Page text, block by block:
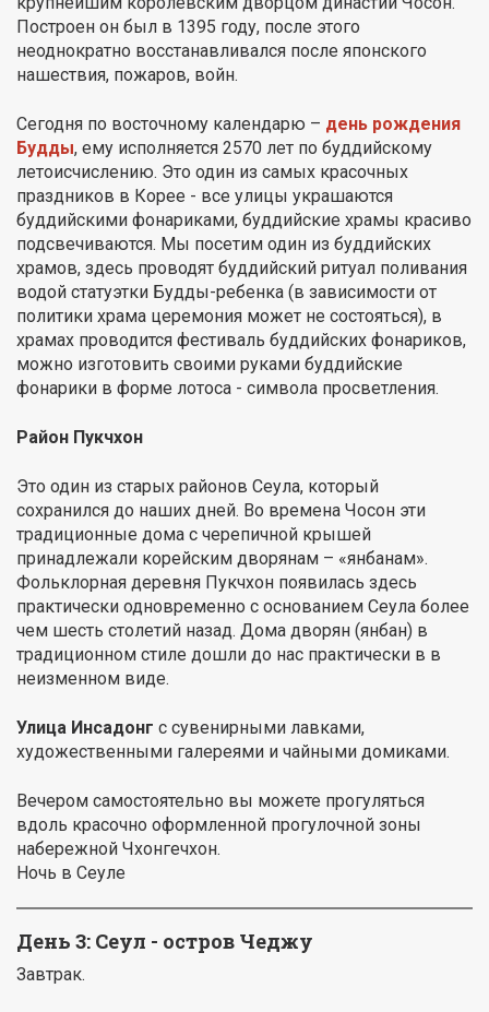
Построен он был в 1395 году, после этого
неоднократно восстанавливался после японского
нашествия, пожаров, войн.
Сегодня по восточному календарю – день рождения
Будды, ему исполняется 2570 лет по буддийскому
летоисчислению. Это один из самых красочных
праздников в Корее - все улицы украшаются
буддийскими фонариками, буддийские храмы красиво
подсвечиваются. Мы посетим один из буддийских
храмов, здесь проводят буддийский ритуал поливания
водой статуэтки Будды-ребенка (в зависимости от
политики храма церемония может не состояться), в
храмах проводится фестиваль буддийских фонариков,
можно изготовить своими руками буддийские
фонарики в форме лотоса - символа просветления.
Район Пукчхон
Это один из старых районов Сеула, который
сохранился до наших дней. Во времена Чосон эти
традиционные дома с черепичной крышей
принадлежали корейским дворянам – «янбанам».
Фольклорная деревня Пукчхон появилась здесь
практически одновременно с основанием Сеула более
чем шесть столетий назад. Дома дворян (янбан) в
традиционном стиле дошли до нас практически в в
неизменном виде.
Улица Инсадонг с сувенирными лавками,
художественными галереями и чайными домиками.
Вечером самостоятельно вы можете прогуляться
вдоль красочно оформленной прогулочной зоны
набережной Чхонгечхон.
Ночь в Сеуле
День 3: Сеул - остров Чеджу
Завтрак.